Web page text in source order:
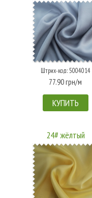
Штрих-код: 5004014
77.90 грн/м
КУПИТЬ
24# жёлтый